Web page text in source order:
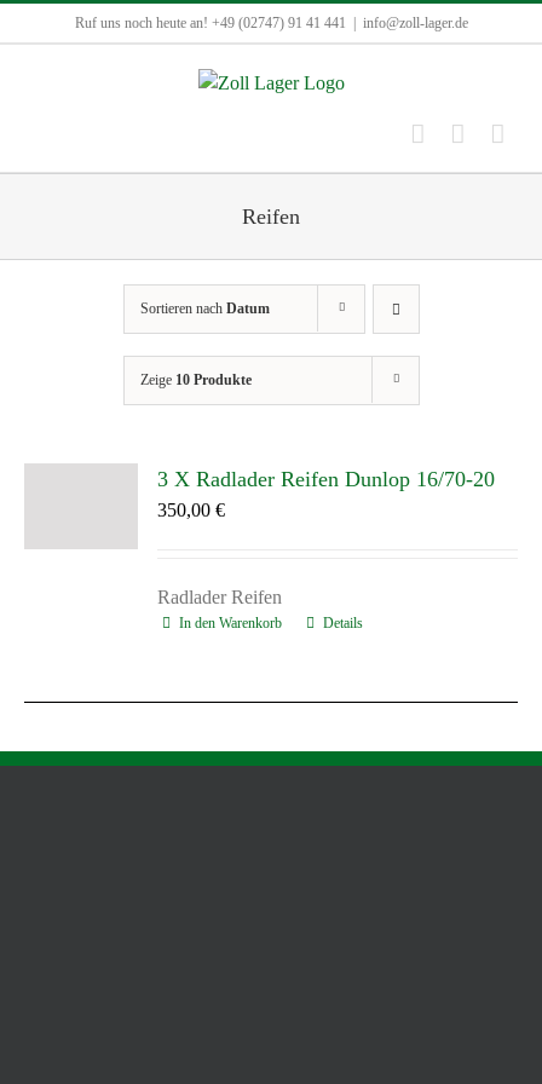
Inhalt
Ruf uns noch heute an! +49 (02747) 91 41 441 info@zoll-lager.de
Reifen
Sortieren nach Datum
Zeige 10 Produkte
3 X Radlader Reifen Dunlop 16/70-20
350,00€
Radlader Reifen
In den Warenkorb Details